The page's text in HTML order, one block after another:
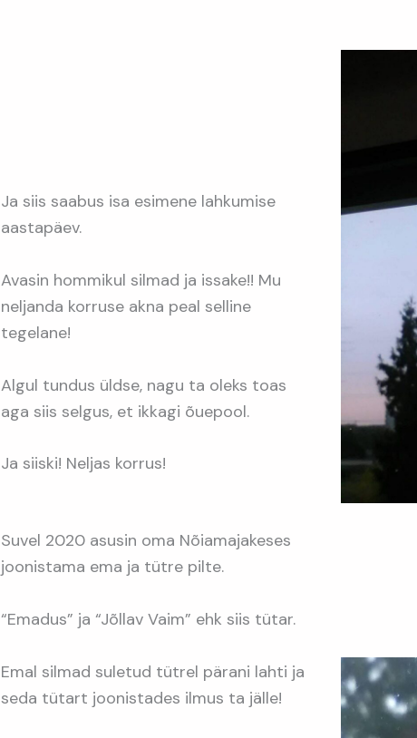
Ja siis saabus isa esimene lahkumise
aastapäev.
Avasin hommikul silmad ja issake!! Mu
neljanda korruse akna peal selline
tegelane!
Algul tundus üldse, nagu ta oleks toas
aga siis selgus, et ikkagi õuepool.
Ja siiski! Neljas korrus!
Suvel 2020 asusin oma Nõiamajakeses
joonistama ema ja tütre pilte.
“Emadus” ja “Jõllav Vaim” ehk siis tütar.
Emal silmad suletud tütrel pärani lahti ja
seda tütart joonistades ilmus ta jälle!